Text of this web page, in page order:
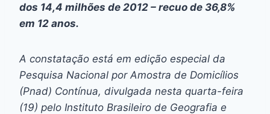
dos 14,4 milhões de 2012 – recuo de 36,8%
em 12 anos.
A constatação está em edição especial da
Pesquisa Nacional por Amostra de Domicílios
(Pnad) Contínua, divulgada nesta quarta-feira
(19) pelo Instituto Brasileiro de Geografia e